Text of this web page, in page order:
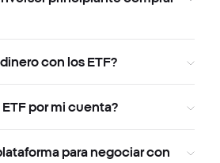
con los ETF?
por mi cuenta?
para negociar con